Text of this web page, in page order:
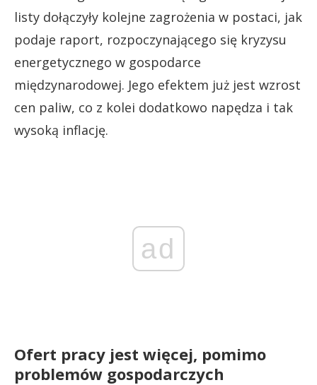
listy dołączyły kolejne zagrożenia w postaci, jak
podaje raport, rozpoczynającego się kryzysu
energetycznego w gospodarce
międzynarodowej. Jego efektem już jest wzrost
cen paliw, co z kolei dodatkowo napędza i tak
wysoką inflację.
ad
Ofert pracy jest więcej, pomimo
problemów gospodarczych